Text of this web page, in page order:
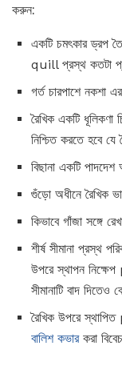
করুন:
একটি চমৎকার ড্রপ
quill প্রস্থ কতটা
গর্ত চারপাশে নকশা
রৈখিক একটি ধূলিকণা
নিশ্চিত করতে হবে
বিছানা একটি
গুঁড়ো অধীনে রৈখিক
কিভাবে গাঁজা সঙ্গে
শীর্ষ সীমানা প্রস্থ
উপরে স্থাপন
সীমানাটি বাদ দিতেও
রৈখিক উপরে
বালিশ কভারকরা